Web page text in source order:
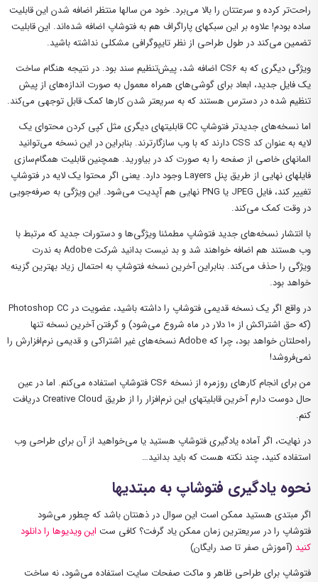
راحت‌تر کرده و سرعتتان را بالا می‌برد. خود من سالها منتظر اضافه شدن این قابلیت
ساده بودم! علاوه بر این سبکهای پاراگراف هم به فتوشاپ اضافه شده‌اند. این قابلیت
تضمین می‌کند در طول طراحی از نظر تایپوگرافی مشکلی نداشته باشید.
ویژگی دیگری که به CS6‌ اضافه شد، پیش‌تنظیم سند بود. در نتیجه هنگام ساخت
یک فایل جدید، ابعاد برای گوشی‌های همراه معمول به صورت اندازه‌های از پیش
تنظیم شده در دسترس هستند که به سریعتر شدن کارها کمک قابل توجهی می‌کند.
اما نسخه‌های جدیدتر فتوشاپ CC قابلیتهای دیگری مثل کپی کردن محتوای یک
لایه به عنوان کد CSS دارند که با وب سازگارترند. بنابراین در این نسخه می‌توانید
المانهای خاصی از صفحه را به صورت کد در بیاورید. همچنین قابلیت همگام‌سازی
فایلهای نهایی از طریق پنل Layers وجود دارد. یعنی اگر محتوا یک لایه در فتوشاپ
تغییر کند، فایل JPEG یا PNG نهایی هم آپدیت می‌شود. این ویژگی به صرفه‌جویی
در وقت کمک می‌کند.
با انتشار نسخه‌های جدید فتوشاپ مطمئنا ویژگی‌ها و دستورات جدید که مرتبط با
وب هستند هم اضافه خواهند شد و بد نیست بدانید شرکت Adobe به ندرت
ویژگی را حذف می‌کند. بنابراین آخرین نسخه فتوشاپ به احتمال زیاد بهترین گزینه
خواهد بود.
در واقع اگر یک نسخه قدیمی فتوشاپ را داشته باشید، عضویت در Photoshop CC
(که حق اشتراکش از ۱۰ دلار در ماه شروع می‌شود) و گرفتن آخرین نسخه تنها
راه‌حلتان خواهد بود، چرا که Adobe نسخه‌های غیر اشتراکی و قدیمی نرم‌افزارش را
نمی‌فروشد!
من برای انجام کارهای روزمره از نسخه CS6 فتوشاپ استفاده می‌کنم. اما در عین
حال دوست دارم آخرین قابلیتهای این نرم‌افزار را از طریق Creative Cloud دریافت
کنم.
در نهایت، اگر آماده یادگیری فتوشاپ هستید یا می‌خواهید از آن برای طراحی وب
استفاده کنید، چند نکته هست که باید بدانید…
نحوه یادگیری فتوشاپ به مبتدیها
اگر مبتدی هستید ممکن است این سوال در ذهنتان باشد که چطور می‌شود
فتوشاپ را در سریعترین زمان ممکن یاد گرفت؟ کافی ست این ویدیوها را دانلود
کنید (آموزش صفر تا صد رایگان)
فتوشاپ برای طراحی ظاهر و ماکت صفحات سایت استفاده می‌شود، نه ساخت